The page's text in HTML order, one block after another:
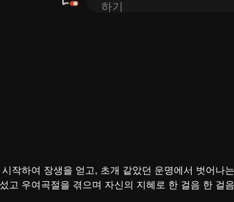
작하여 장생을 얻고, 초개 같았던 운명에서 벗어나
우여곡절을 겪으며 자신의 지혜로 한 걸음 한 걸